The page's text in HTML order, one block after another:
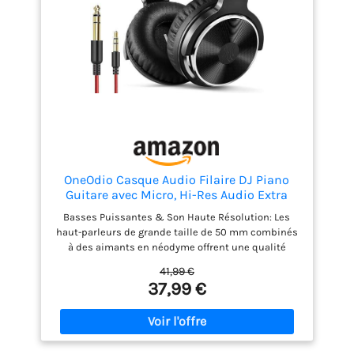
apportent un maintien optimisé du casque en
fonction de votre morphologie.
OVERADE :
Casque urbain conçu en France et plusieurs fois
récompensé. Système de pliage du casque vélo
breveté.
COMPOSITION : Coque externe en ABS.
Coque interne en PSE.
OneOdio Casque Audio Filaire DJ Piano
Guitare avec Micro, Hi-Res Audio Extra
Basse Son, Léger Confort Pliable Casques
avec Share-Port, 2 câbles - Headphone
pour PC Studio Monitor AMP Pro-10
Basses Puissantes & Son Haute Résolution: Les
haut-parleurs de grande taille de 50 mm combinés
à des aimants en néodyme offrent une qualité
filaire. Profitez de basses puissantes et de voix
claires grâce aux écouteurs fermés qui offrent une
fidélité sonore parfaite. Pas besoin d'adaptateur &
Compatibilité Universelle : Le casque OneOdio Pro-
10 DJ est livré avec deux câbles amovibles. Il est
41,99 €
37,99 €